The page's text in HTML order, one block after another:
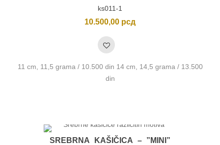
ks011-1
10.500,00 рсд
11 cm, 11,5 grama / 10.500 din 14 cm, 14,5 grama / 13.500
din
SREBRNA KAŠIČICA – ”MINI”